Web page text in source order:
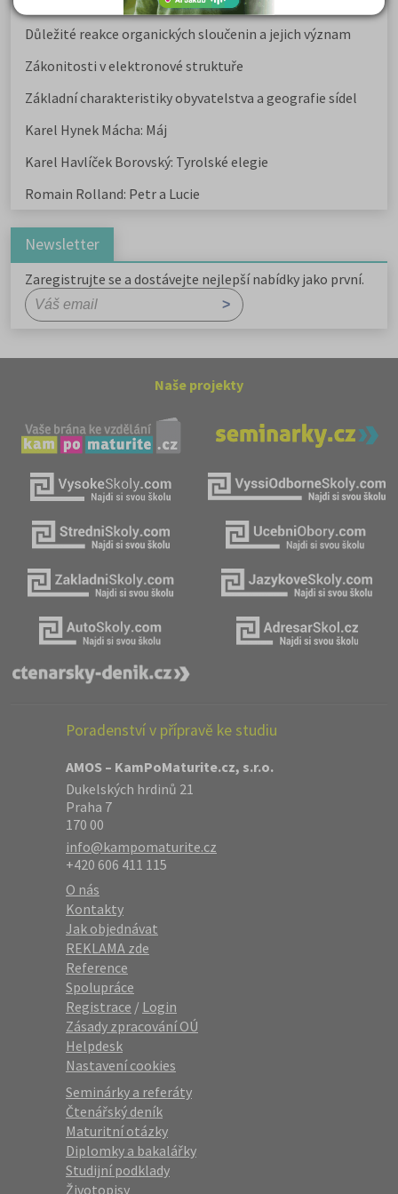
Důležité reakce organických sloučenin a jejich význam
Zákonitosti v elektronové struktuře
Základní charakteristiky obyvatelstva a geografie sídel
Karel Hynek Mácha: Máj
Karel Havlíček Borovský: Tyrolské elegie
Romain Rolland: Petr a Lucie
Newsletter
Zaregistrujte se a dostávejte nejlepší nabídky jako první.
Naše projekty
Poradenství v přípravě ke studiu
AMOS – KamPoMaturite.cz, s.r.o.
Dukelských hrdinů 21
Praha 7
170 00
info@kampomaturite.cz
+420 606 411 115
O nás
Kontakty
Jak objednávat
REKLAMA zde
Reference
Spolupráce
Registrace / Login
Zásady zpracování OÚ
Helpdesk
Nastavení cookies
Seminárky a referáty
Čtenářský deník
Maturitní otázky
Diplomky a bakalářky
Studijní podklady
Životopisy